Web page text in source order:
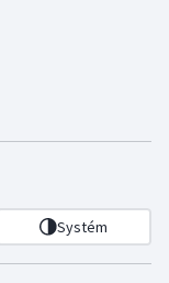
Systém